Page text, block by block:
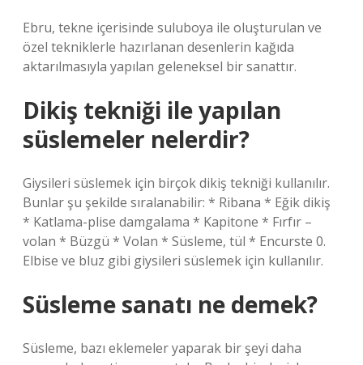
Ebru, tekne içerisinde suluboya ile oluşturulan ve
özel tekniklerle hazırlanan desenlerin kağıda
aktarılmasıyla yapılan geleneksel bir sanattır.
Dikiş tekniği ile yapılan
süslemeler nelerdir?
Giysileri süslemek için birçok dikiş tekniği kullanılır.
Bunlar şu şekilde sıralanabilir: * Ribana * Eğik dikiş
* Katlama-plise damgalama * Kapitone * Fırfır –
volan * Büzgü * Volan * Süsleme, tül * Encurste 0.
Elbise ve bluz gibi giysileri süslemek için kullanılır.
Süsleme sanatı ne demek?
Süsleme, bazı eklemeler yaparak bir şeyi daha